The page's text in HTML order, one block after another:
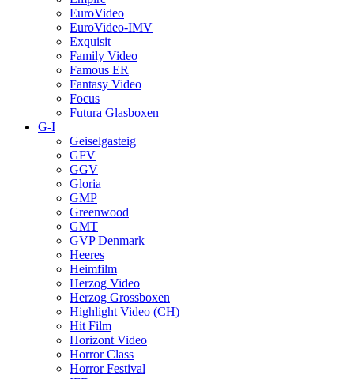
EuroVideo
EuroVideo-IMV
Exquisit
Family Video
Famous ER
Fantasy Video
Focus
Futura Glasboxen
G-I
Geiselgasteig
GFV
GGV
Gloria
GMP
Greenwood
GMT
GVP Denmark
Heeres
Heimfilm
Herzog Video
Herzog Grossboxen
Highlight Video (CH)
Hit Film
Horizont Video
Horror Class
Horror Festival